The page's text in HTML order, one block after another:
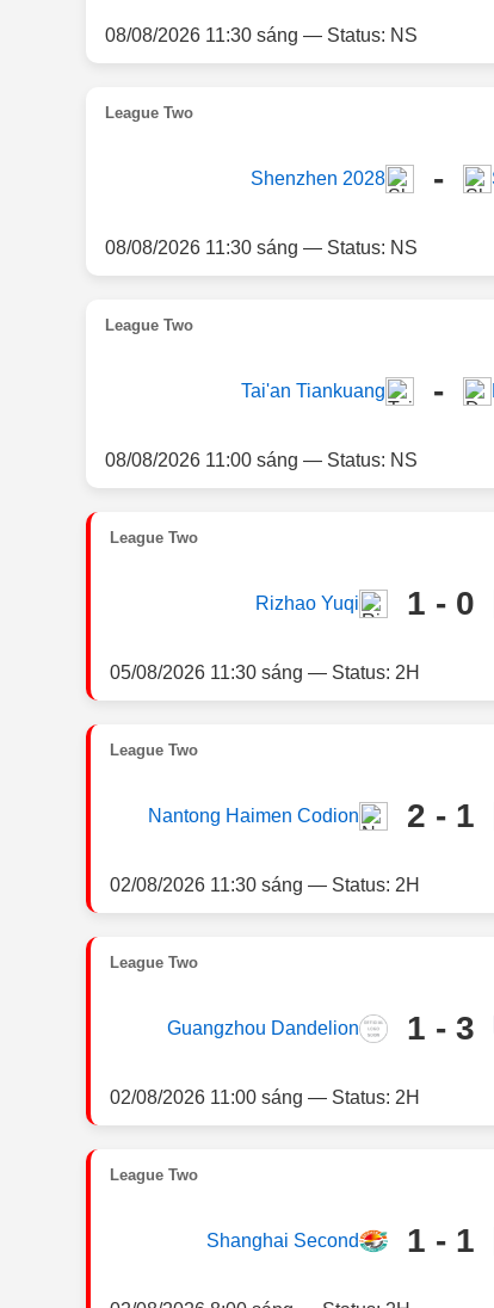
08/08/2026 11:30 sáng — Status: NS
League Two
Shenzhen 2028 -
08/08/2026 11:30 sáng — Status: NS
League Two
Tai'an Tiankuang -
08/08/2026 11:00 sáng — Status: NS
League Two
Rizhao Yuqi 1 - 0
05/08/2026 11:30 sáng — Status: 2H
League Two
Nantong Haimen Codion 2 - 1
02/08/2026 11:30 sáng — Status: 2H
League Two
Guangzhou Dandelion 1 - 3
02/08/2026 11:00 sáng — Status: 2H
League Two
Shanghai Second 1 - 1